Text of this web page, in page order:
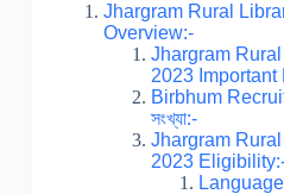
Jhargram Rural
Overview:-
Jhargram
2023 Important
Birbhum
সংখ্যা:-
Jhargram
2023